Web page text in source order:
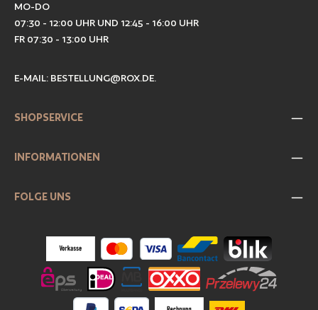
MO-DO
07:30 - 12:00 UHR UND 12:45 - 16:00 UHR
FR 07:30 - 13:00 UHR
E-MAIL: BESTELLUNG@ROX.DE.
SHOPSERVICE
INFORMATIONEN
FOLGE UNS